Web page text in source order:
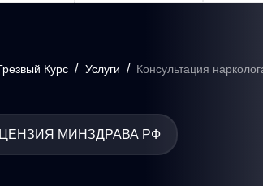
Курс / Услуги / Консультация
МИНЗДРАВА РФ